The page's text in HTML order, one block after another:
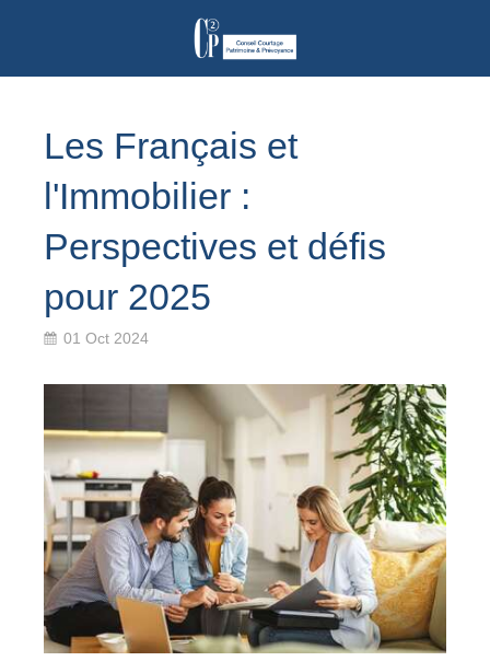
Les Français et
l'Immobilier :
Perspectives et défis
pour 2025
01 Oct 2024